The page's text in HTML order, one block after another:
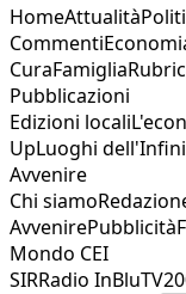
HomeAttualità
Commenti
CuraFamiglia
Pubblicazioni
Edizioni locali
UpLuoghi
Avvenire
Chi siamo
AvvenirePubblicità
Mondo CEI
SIRRadio InBlu